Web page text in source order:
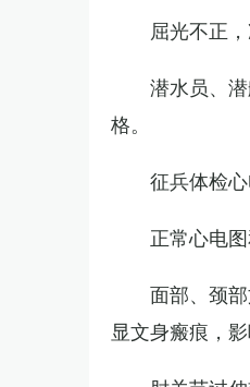
屈光不正
潜水员、
格。
征兵体检
正常心电
面部、颈
显文身瘢痕，